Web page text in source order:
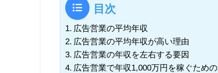
目次
広告営業の平均年収
広告営業の平均年収が高い理由
広告営業の年収を左右する要因
広告営業で年収1,000万円を稼ぐため